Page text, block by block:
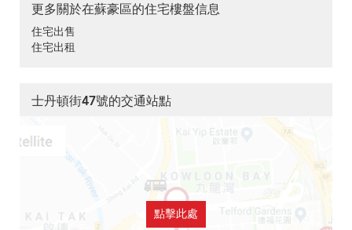
更多關於在蘇豪區的住宅樓盤信息
住宅出售
住宅出租
士丹頓街47號的交通站點
點擊此處